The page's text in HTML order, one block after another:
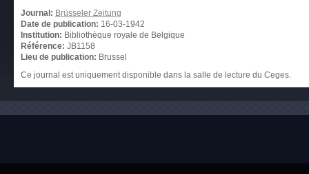
Journal: Brüsseler Zeitung
Date de publication: 16-03-1942
Institution: Bibliothèque royale de Belgique
Référence: JB1158
Lieu de publication: Brussel
Ce journal est uniquement disponible dans la salle de lecture du Ceges.